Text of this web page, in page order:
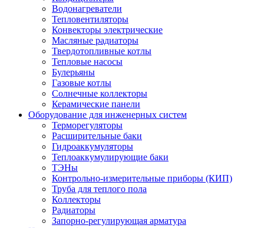
Водонагреватели
Тепловентиляторы
Конвекторы электрические
Масляные радиаторы
Твердотопливные котлы
Тепловые насосы
Булерьяны
Газовые котлы
Солнечные коллекторы
Керамические панели
Оборудование для инженерных систем
Терморегуляторы
Расширительные баки
Гидроаккумуляторы
Теплоаккумулирующие баки
ТЭНы
Контрольно-измерительные приборы (КИП)
Труба для теплого пола
Коллекторы
Радиаторы
Запорно-регулирующая арматура